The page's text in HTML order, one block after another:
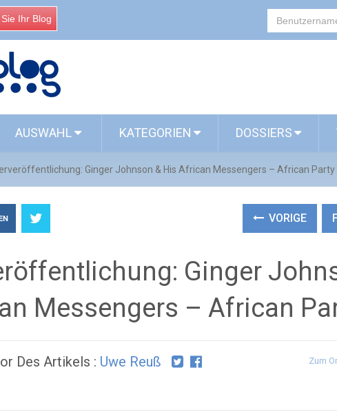
Ihr Blog
AUSWAHL KATEGORIEN DOSSIERS
Ginger Johnson & His African Messengers – African Party
VORIGE
Ginger
Messengers – African
Des Artikels : Uwe Reuß Zum